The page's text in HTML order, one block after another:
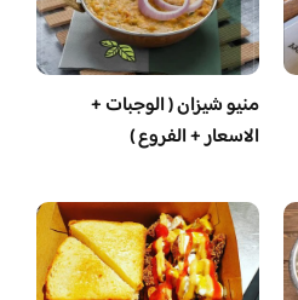
منيو شيزان ( الوجبات +
الاسعار + الفروع )